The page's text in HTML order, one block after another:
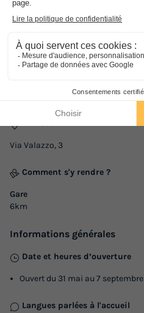
Via Valazzo, 3
Comment s'y rendre ?
Gare
6km
Informations générales
Date et heures d’ouverture
Ouvert du 31 mai au 7 septembre
Langues parlées à l'accueil